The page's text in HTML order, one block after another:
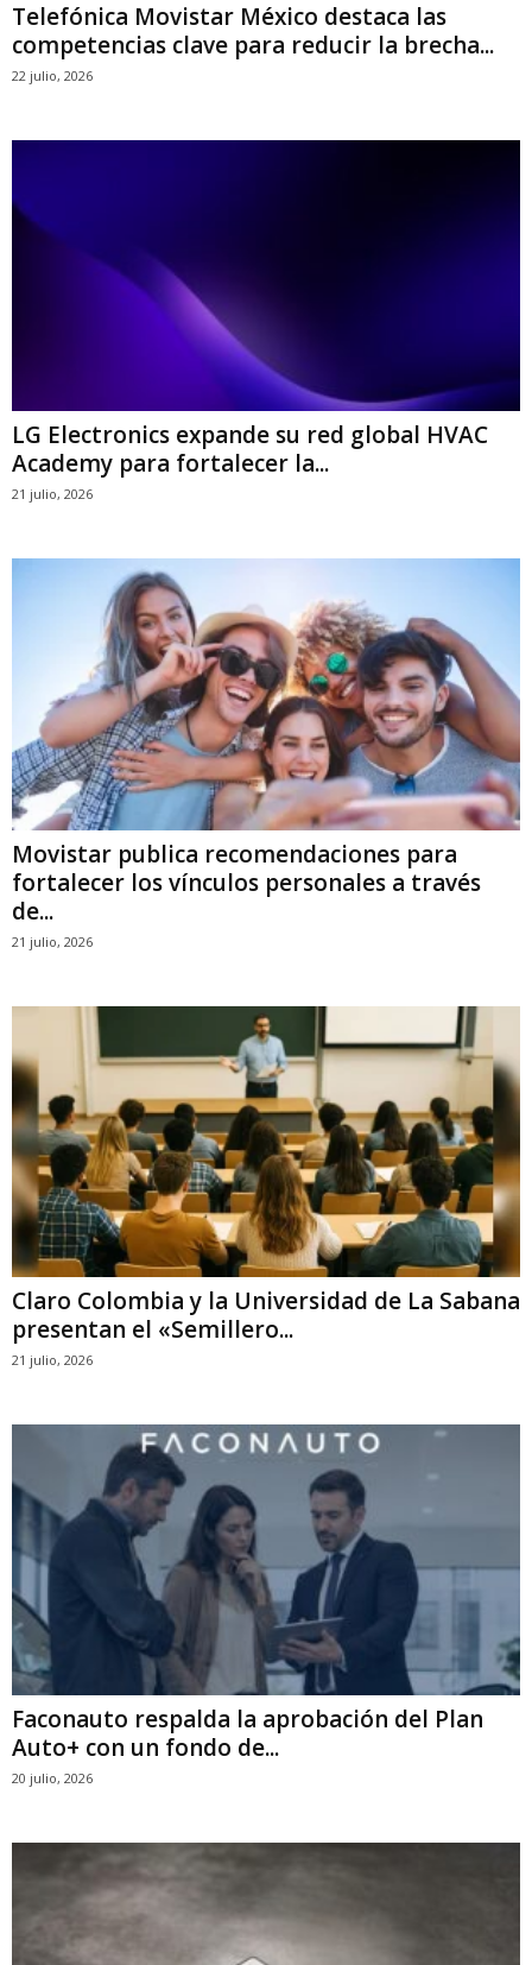
Telefónica Movistar México destaca las
competencias clave para reducir la brecha...
22 julio, 2026
LG Electronics expande su red global HVAC
Academy para fortalecer la...
21 julio, 2026
Movistar publica recomendaciones para
fortalecer los vínculos personales a través
de...
21 julio, 2026
Claro Colombia y la Universidad de La Sabana
presentan el «Semillero...
21 julio, 2026
Faconauto respalda la aprobación del Plan
Auto+ con un fondo de...
20 julio, 2026